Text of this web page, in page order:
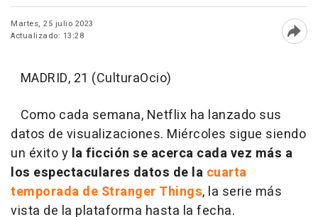
Martes, 25 julio 2023
Actualizado: 13:28
MADRID, 21 (CulturaOcio)
Como cada semana, Netflix ha lanzado sus
datos de visualizaciones. Miércoles sigue siendo
un éxito y la ficción se acerca cada vez más a
los espectaculares datos de la cuarta
temporada de Stranger Things, la serie más
vista de la plataforma hasta la fecha.